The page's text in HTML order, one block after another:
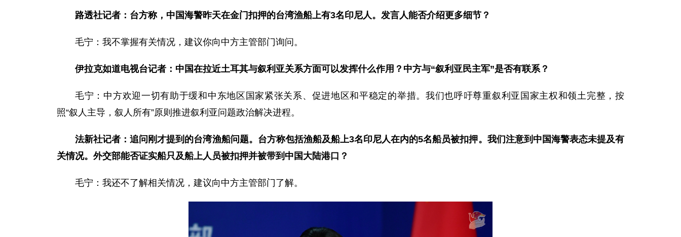
路透社记者：台方称，中国海警昨天在金门扣押的台湾渔船上有3名印尼人。发言人能否介绍更多细节 ？
毛宁：我不掌握有关情况，建议你向中方主管部门询问。
伊拉克如道电视台记者：中国在拉近土耳其与叙利亚关系方面可以发挥什么作用？中方与“叙利亚民主军”是否有联系？
毛宁：中方欢迎一切有助于缓和中东地区国家紧张关系、促进地区和平稳定的举措。我们也呼吁尊重叙利亚国家主权和领土完整，按
照“叙人主导，叙人所有”原则推进叙利亚问题政治解决进程。
法新社记者：追问刚才提到的台湾渔船问题。台方称包括渔船及船上3名印尼人在内的5名船员被扣押。我们注意到中国海警表态未提及有
关情况。外交部能否证实船只及船上人员被扣押并被带到中国大陆港口？
毛宁：我还不了解相关情况，建议向中方主管部门了解。